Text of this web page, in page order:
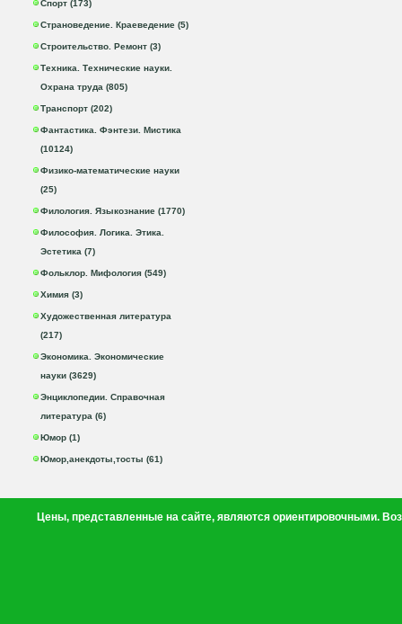
Спорт (173)
Страноведение. Краеведение (5)
Строительство. Ремонт (3)
Техника. Технические науки.
Охрана труда (805)
Транспорт (202)
Фантастика. Фэнтези. Мистика
(10124)
Физико-математические науки
(25)
Филология. Языкознание (1770)
Философия. Логика. Этика.
Эстетика (7)
Фольклор. Мифология (549)
Химия (3)
Художественная литература
(217)
Экономика. Экономические
науки (3629)
Энциклопедии. Справочная
литература (6)
Юмор (1)
Юмор,анекдоты,тосты (61)
Цены, представленные на сайте, являются ориентировочными.